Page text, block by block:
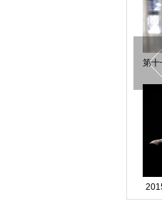
超级高铁将开建，时速1200
深秋柿子简直不能更壮观